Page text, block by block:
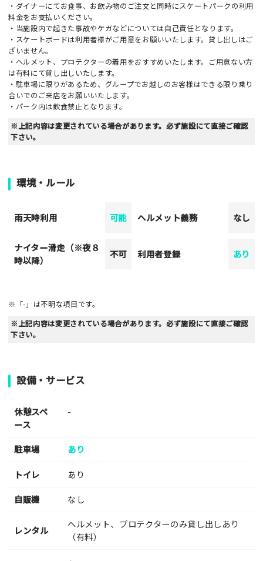
・ダイナーにてお食事、お飲み物のご注文と同時にスケートパークの利用
料金をお支払いください。
・当施設内で起きた事故やケガなどについては自己責任となります。
・スケートボードは利用者様がご用意をお願いいたします。貸し出しはご
ざいません。
・ヘルメット、プロテクターの着用をおすすめいたします。ご用意ない方
は有料にて貸し出しいたします。
・駐車場に限りがあるため、グループでお越しのお客様はできる限り乗り
合いでのご来店をお願いいたします。
・パーク内は飲食禁止となります。
※上記内容は変更されている場合があります。必ず施設にて直接ご確認
下さい。
環境・ルール
雨天時利用 可能 ヘルメット義務 なし
ナイター滑走（※夜８
時以降）
不可 利用者登録 あり
※「-」は不明な項目です。
※上記内容は変更されている場合があります。必ず施設にて直接ご確認
下さい。
設備・サービス
休憩スペ
ース
-
駐車場 あり
トイレ
あり
自販機
なし
レンタル
ヘルメット、プロテクターのみ貸し出しあり
（有料）